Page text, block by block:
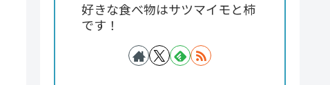
好きな食べ物はサツマイモと柿
です！